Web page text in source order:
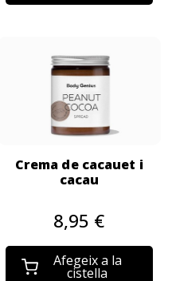
Crema de cacauet i
cacau
8,95 €
Afegeix a la
cistella